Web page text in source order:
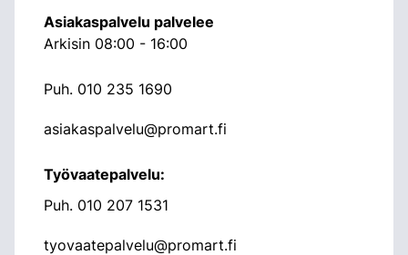
Asiakaspalvelu palvelee
Arkisin 08:00 - 16:00
Puh. 010 235 1690
asiakaspalvelu@promart.fi
Työvaatepalvelu:
Puh. 010 207 1531
tyovaatepalvelu@promart.fi